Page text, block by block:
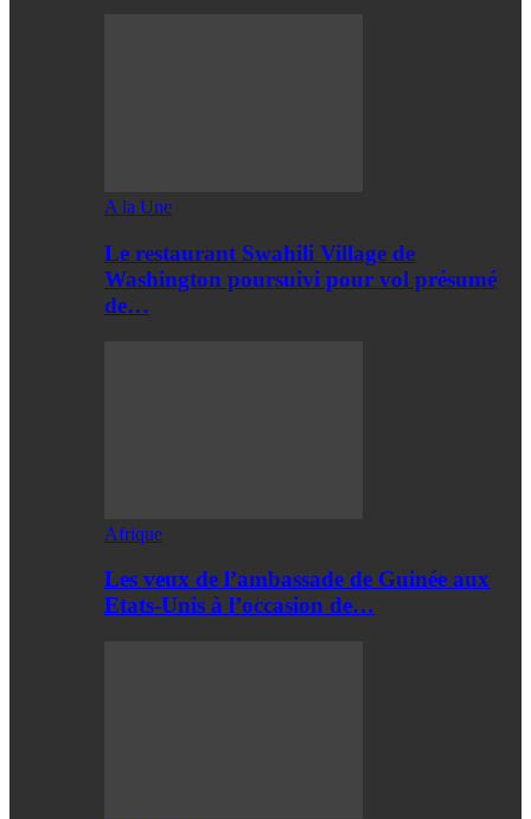
A la Une
Le restaurant Swahili Village de
Washington poursuivi pour vol présumé
de…
Afrique
Les veux de l’ambassade de Guinée aux
Etats-Unis à l’occasion de…